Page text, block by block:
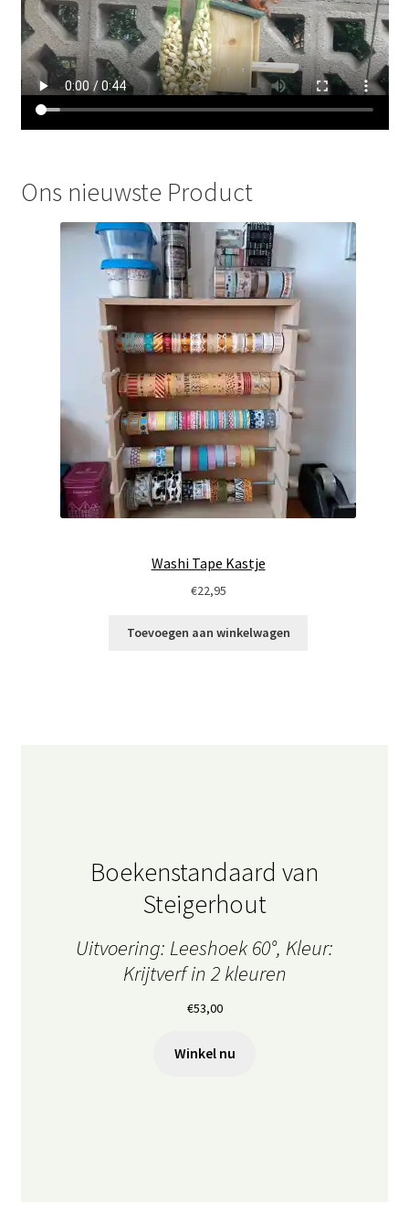
Ons nieuwste Product
Washi Tape Kastje
€22,95
Toevoegen aan winkelwagen
Boekenstandaard van
Steigerhout
Uitvoering: Leeshoek 60°, Kleur:
Krijtverf in 2 kleuren
€53,00
Winkel nu